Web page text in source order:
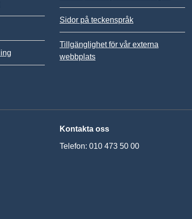
Sidor på teckenspråk
Tillgänglighet för vår externa
webbplats
Kontakta oss
Telefon: 010 473 50 00